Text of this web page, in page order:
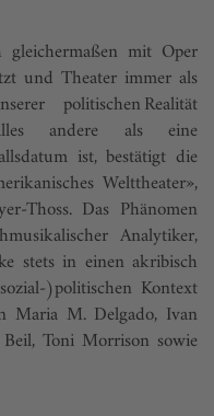
gleichermaßen mit Oper
und Theater immer als
politischen Realität
andere als eine
ist, bestätigt die
Welttheater»,
Thoss. Das Phänomen
Analytiker,
stets in einen akribisch
)politischen Kontext
Maria M. Delgado, Ivan
Toni Morrison sowie